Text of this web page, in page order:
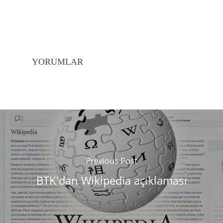
YORUMLAR
Previous Post
BTK'dan Wikipedia açıklaması